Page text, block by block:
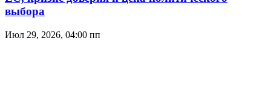
выбора
Июл 29, 2026, 04:00 пп